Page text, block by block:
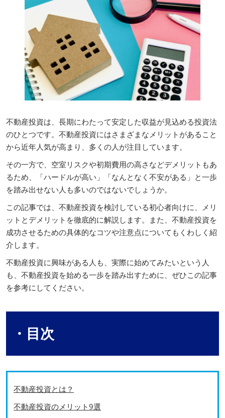
資産防衛・相続_27年7月東京
2027年07月09日
東京ビッグサイト / Tokyo Big Sight, Japan
マネのび -MONEY no MANABI -
不動産投資は、長期にわたって安定した収益が見込める投資法
のひとつです。不動産投資にはさまざまなメリットがあること
から近年人気が高まり、多くの人が注目しています。
その一方で、空室リスクや初期費用の高さなどデメリットもあ
るため、「ハードルが高い」「なんとなく不安がある」と一歩
を踏み出せない人も多いのではないでしょうか。
この記事では、不動産投資を検討している初心者向けに、メリ
ットとデメリットを徹底的に解説します。また、不動産投資を
成功させるための具体的なコツや注意点についてもくわしく紹
介します。
不動産投資に興味がある人も、実際に始めてみたいという人
も、不動産投資を始める一歩を踏み出すために、ぜひこの記事
を参考にしてください。
・目次
不動産投資とは？
不動産投資のメリット9選